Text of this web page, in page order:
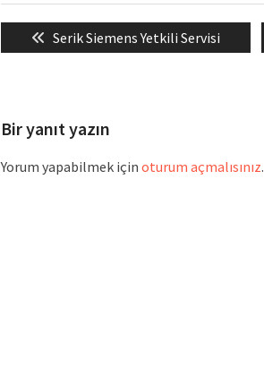
Yazı
gezinmesi
Previous
post:
Serik Siemens Yetkili Servisi
Bir yanıt yazın
Yorum yapabilmek için oturum açmalısınız.